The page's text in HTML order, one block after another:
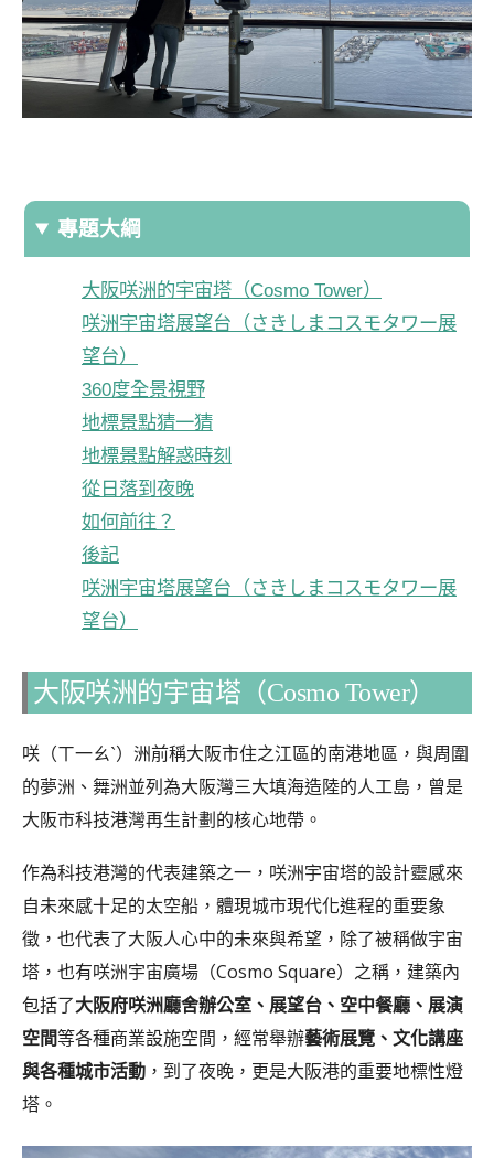
專題大綱
大阪咲洲的宇宙塔（Cosmo Tower）
咲洲宇宙塔展望台（さきしまコスモタワー展
望台）
360度全景視野
地標景點猜一猜
地標景點解惑時刻
從日落到夜晚
如何前往？
後記
咲洲宇宙塔展望台（さきしまコスモタワー展
望台）
大阪咲洲的宇宙塔（Cosmo Tower）
咲（ㄒ一ㄠˋ）洲前稱大阪市住之江區的南港地區，與周圍
的夢洲、舞洲並列為大阪灣三大填海造陸的人工島，曾是
大阪市科技港灣再生計劃的核心地帶。
作為科技港灣的代表建築之一，咲洲宇宙塔的設計靈感來
自未來感十足的太空船，體現城市現代化進程的重要象
徵，也代表了大阪人心中的未來與希望，除了被稱做宇宙
塔，也有咲洲宇宙廣場（Cosmo Square）之稱，建築內
包括了大阪府咲洲廳舍辦公室、展望台、空中餐廳、展演
空間等各種商業設施空間，經常舉辦藝術展覽、文化講座
與各種城市活動 ，到了夜晚，更是大阪港的重要地標性燈
塔。